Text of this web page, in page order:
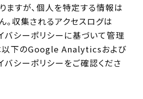
ますが、個人を特定する情報は
。収集されるアクセスログは
シーポリシーに基づいて管理
以下のGoogle Analyticsおよび
シーポリシーをご確認くださ